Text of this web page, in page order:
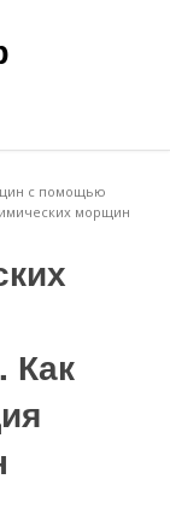
с помощью
морщин
Как